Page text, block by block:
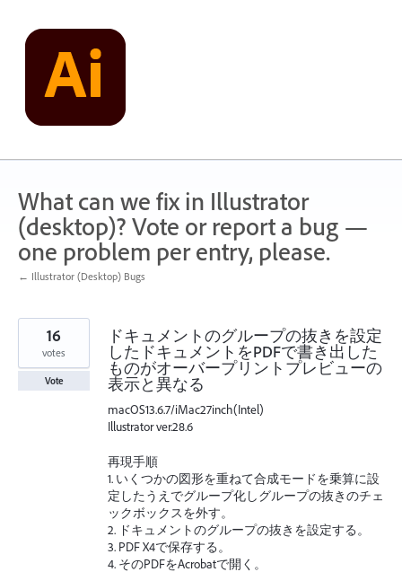
content
What can we fix in Illustrator
(desktop)? Vote or report a bug —
one problem per entry, please.
← Illustrator (Desktop) Bugs
ドキュメントのグループの抜きを設定
したドキュメントをPDFで書き出した
ものがオーバープリントプレビューの
表示と異なる
macOS13.6.7/iMac27inch(Intel)
Illustrator ver.28.6
再現手順
1. いくつかの図形を重ねて合成モードを乗算に設
定したうえでグループ化しグループの抜きのチェ
ックボックスを外す。
2. ドキュメントのグループの抜きを設定する。
3. PDF X4で保存する。
4. そのPDFをAcrobatで開く。
16
votes
Vote